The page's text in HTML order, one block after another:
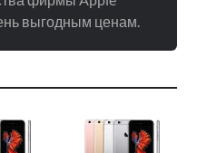
выгодным ценам.